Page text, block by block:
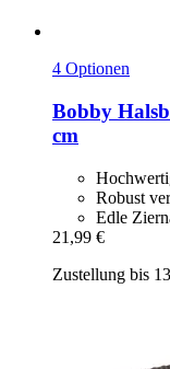
4 Optionen
Bobby
cm
Robust
Edle
21,99 €
Zustellung bis